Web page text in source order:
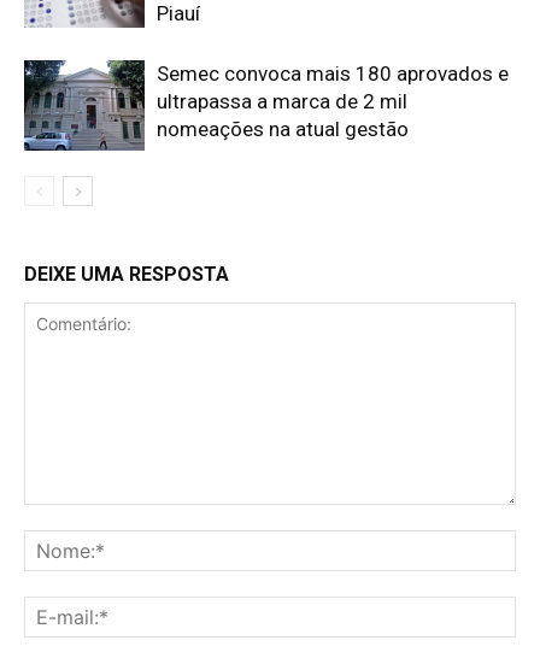
Piauí
Semec convoca mais 180 aprovados e
ultrapassa a marca de 2 mil
nomeações na atual gestão
DEIXE UMA RESPOSTA